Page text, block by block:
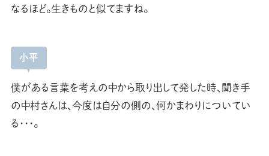
なるほど。生きものと似てますね。
小平
僕がある言葉を考えの中から取り出して発した時、聞き手
の中村さんは、今度は自分の側の、何かまわりについてい
る･･･。